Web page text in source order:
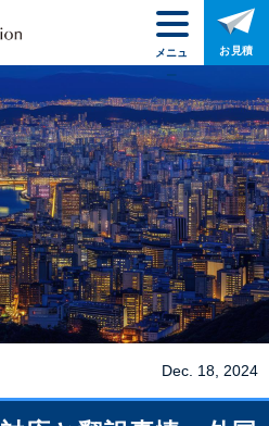
Dec. 18, 2024
メニュ
ー
お見積